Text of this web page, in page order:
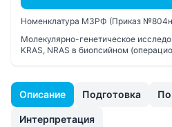
Описание Подготовка
Интерпретация
Номенклатура МЗРФ (Приказ
Молекулярно-генетическое
KRAS, NRAS в биопсийном